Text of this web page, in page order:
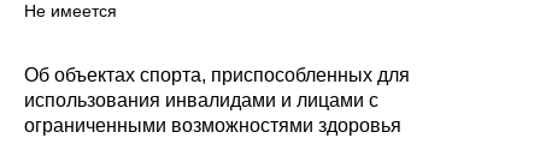
Не имеется
Об объектах спорта, приспособленных для
использования инвалидами и лицами с
ограниченными возможностями здоровья